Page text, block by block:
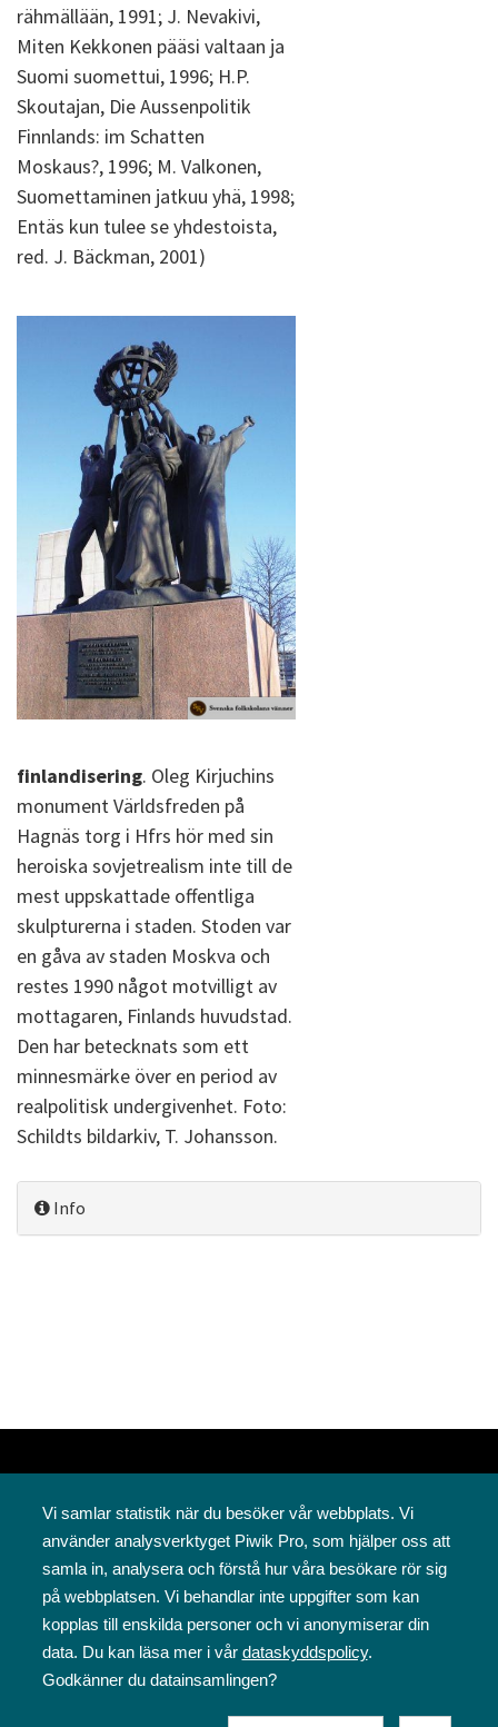
rähmällään, 1991; J. Nevakivi,
Miten Kekkonen pääsi valtaan ja
Suomi suomettui, 1996; H.P.
Skoutajan, Die Aussenpolitik
Finnlands: im Schatten
Moskaus?, 1996; M. Valkonen,
Suomettaminen jatkuu yhä, 1998;
Entäs kun tulee se yhdestoista,
red. J. Bäckman, 2001)
finlandisering. Oleg Kirjuchins
monument Världsfreden på
Hagnäs torg i Hfrs hör med sin
heroiska sovjetrealism inte till de
mest uppskattade offentliga
skulpturerna i staden. Stoden var
en gåva av staden Moskva och
restes 1990 något motvilligt av
mottagaren, Finlands huvudstad.
Den har betecknats som ett
minnesmärke över en period av
realpolitisk undergivenhet. Foto:
Schildts bildarkiv, T. Johansson.
Info
Svenska folkskolans vänner rf
Annegatan 12
00120 Helsingfors
09 6844 570
sfv@sfv.fi
Vi samlar statistik när du besöker vår webbplats. Vi
använder analysverktyget Piwik Pro, som hjälper oss att
samla in, analysera och förstå hur våra besökare rör sig
på webbplatsen. Vi behandlar inte uppgifter som kan
kopplas till enskilda personer och vi anonymiserar din
data. Du kan läsa mer i vår dataskyddspolicy.
Godkänner du datainsamlingen?